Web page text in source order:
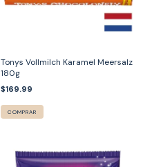
Tonys Vollmilch Karamel Meersalz
180g
$169.99
COMPRAR